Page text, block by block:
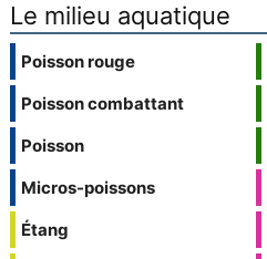
Le milieu aquatique
Poisson rouge
Poisson combattant
Poisson
Micros-poissons
Étang